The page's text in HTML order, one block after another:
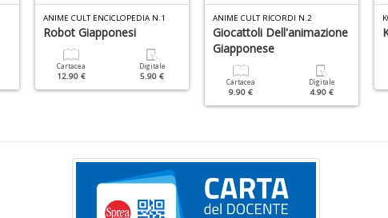
ANIME CULT ENCICLOPEDIA N.1
Robot Giapponesi
Cartacea
12.90 €
Digitale
5.90 €
ANIME CULT RICORDI N.2
Giocattoli Dell'animazione
Giapponese
Cartacea
9.90 €
Digitale
4.90 €